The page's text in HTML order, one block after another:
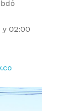
y 02:00